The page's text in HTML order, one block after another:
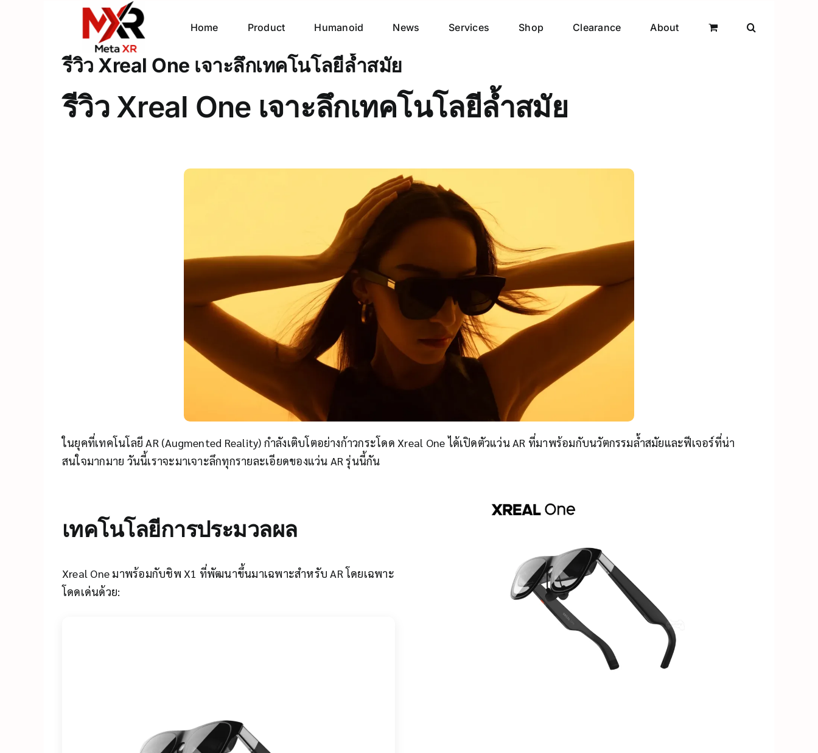
Home Product Humanoid News Services Shop Clearance About
รีวิว Xreal One เจาะลึกเทคโนโลยีล้ำสมัย
รีวิว Xreal One เจาะลึกเทคโนโลยีล้ำสมัย
ในยุคที่เทคโนโลยี AR (Augmented Reality) กำลังเติบโตอย่างก้าวกระโดด Xreal One ได้เปิดตัวแว่น AR ที่มาพร้อมกับนวัตกรรมล้ำสมัยและฟีเจอร์ที่น่า
สนใจมากมาย วันนี้เราจะมาเจาะลึกทุกรายละเอียดของแว่น AR รุ่นนี้กัน
เทคโนโลยีการประมวลผล
Xreal One มาพร้อมกับชิพ X1 ที่พัฒนาขึ้นมาเฉพาะสำหรับ AR โดยเฉพาะ
โดดเด่นด้วย: